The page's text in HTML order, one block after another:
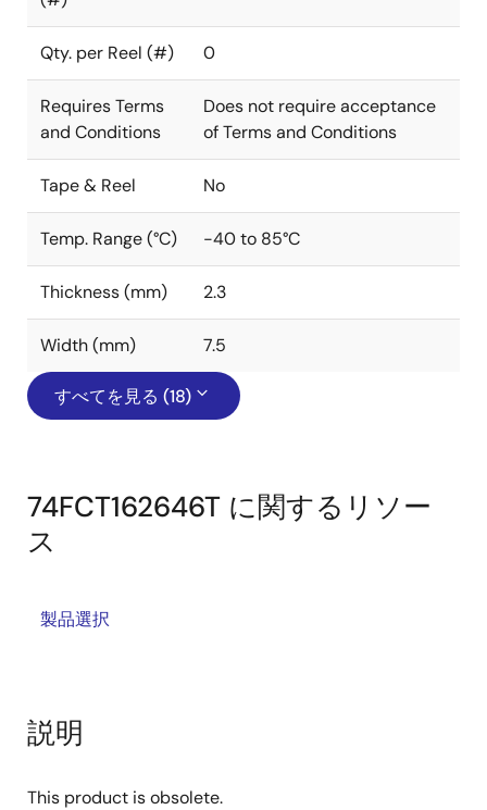
Qty. per Reel (#) 0
Requires Terms
and Conditions
Does not require acceptance
of Terms and Conditions
Tape & Reel No
Temp. Range (°C) -40 to 85°C
Thickness (mm) 2.3
Width (mm) 7.5
すべてを見る (18)
74FCT162646T に関するリソー
ス
製品選択
説明
This product is obsolete.